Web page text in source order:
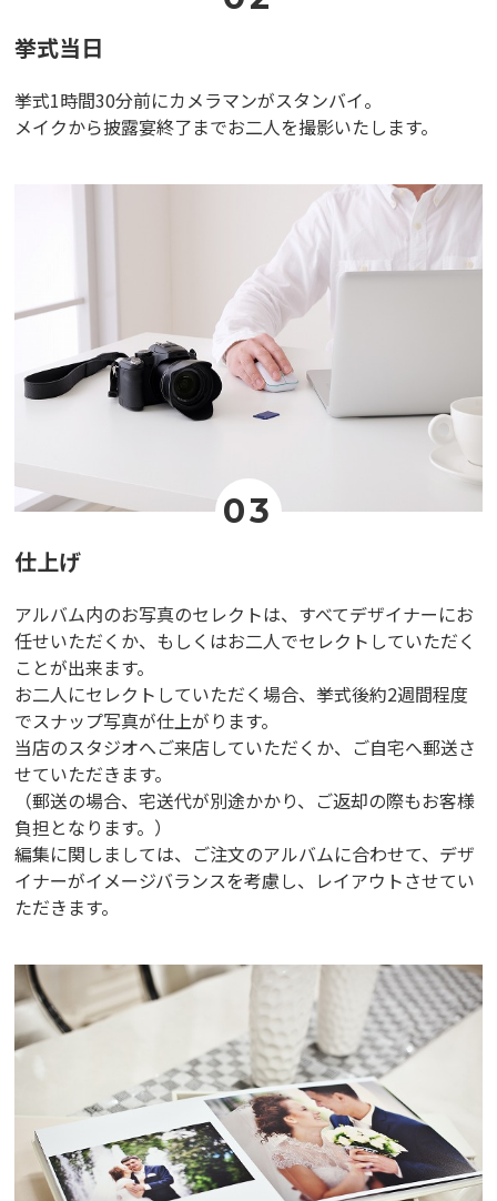
挙式当日
挙式1時間30分前にカメラマンがスタンバイ。
メイクから披露宴終了までお二人を撮影いたします。
03
仕上げ
アルバム内のお写真のセレクトは、すべてデザイナーにお
任せいただくか、もしくはお二人でセレクトしていただく
ことが出来ます。
お二人にセレクトしていただく場合、挙式後約2週間程度
でスナップ写真が仕上がります。
当店のスタジオへご来店していただくか、ご自宅へ郵送さ
せていただきます。
（郵送の場合、宅送代が別途かかり、ご返却の際もお客様
負担となります。）
編集に関しましては、ご注文のアルバムに合わせて、デザ
イナーがイメージバランスを考慮し、レイアウトさせてい
ただきます。